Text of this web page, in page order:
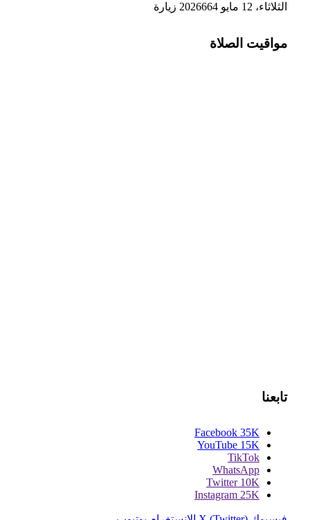
الثلاثاء، 12 مايو 2026 664 زيارة
مواقيت الصلاة
تابعنا
Facebook 35K
YouTube 15K
TikTok
WhatsApp
Twitter 10K
Instagram 25K